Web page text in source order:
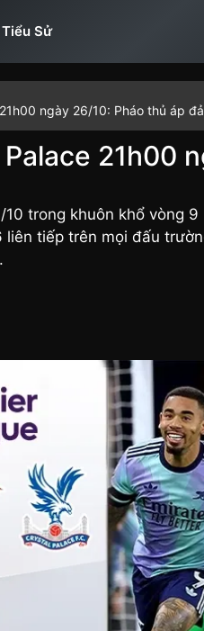
Tiểu Sử
ngày 26/10: Pháo thủ áp
21h00
10 trong khuôn khổ vòng
tiếp trên mọi đấu